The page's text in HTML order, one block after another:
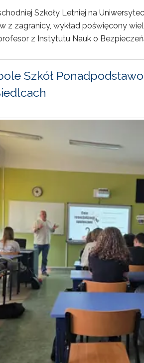
Szkoły Letniej na
z zagranicy, wykład poświęcony
z Instytutu Nauk o
Szkół